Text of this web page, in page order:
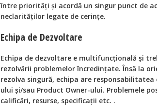
între priorități și acordă un singur punct de
neclarităților legate de cerințe.
Echipa de Dezvoltare
Echipa de dezvoltare e multifuncțională și
rezolvării problemelor încredințate. Însă la
rezolva singură, echipa are
ului și/sau Product Owner-ului. Problemele
calificări, resurse, specificații etc. .